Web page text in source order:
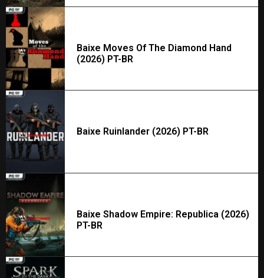
Baixe Moves Of The Diamond Hand
(2026) PT-BR
Baixe Ruinlander (2026) PT-BR
Baixe Shadow Empire: Republica (2026)
PT-BR